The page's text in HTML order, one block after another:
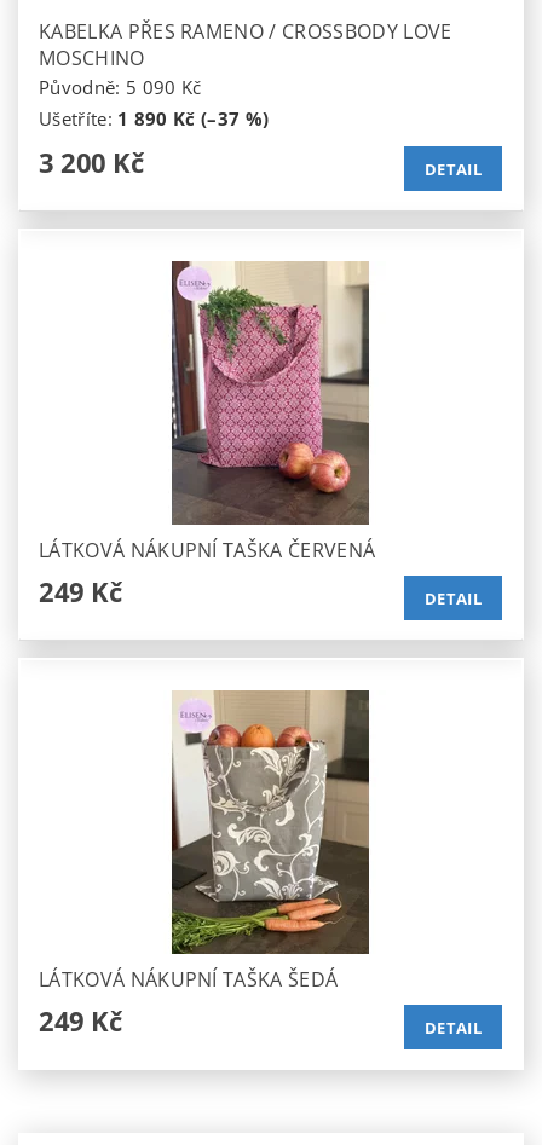
KABELKA PŘES RAMENO / CROSSBODY LOVE
MOSCHINO
Původně: 5 090 Kč
Ušetříte: 1 890 Kč (–37 %)
3 200 Kč DETAIL
LÁTKOVÁ NÁKUPNÍ TAŠKA ČERVENÁ
249 Kč DETAIL
LÁTKOVÁ NÁKUPNÍ TAŠKA ŠEDÁ
249 Kč DETAIL